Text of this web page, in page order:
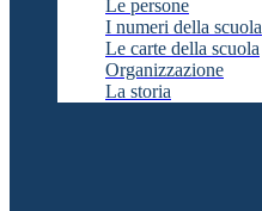
Le persone
I numeri della scuola
Le carte della scuola
Organizzazione
La storia